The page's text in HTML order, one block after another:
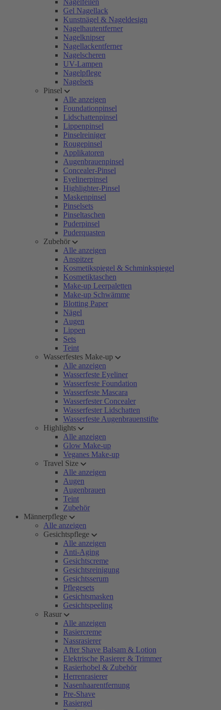
Nagelfeilen
Gel Nagellack
Kunstnägel & Nageldesign
Nagelhautentferner
Nagelknipser
Nagellackentferner
Nagelscheren
UV-Lampen
Nagelpflege
Nagelsets
Pinsel
Alle anzeigen
Foundationpinsel
Lidschattenpinsel
Lippenpinsel
Pinselreiniger
Rougepinsel
Applikatoren
Augenbrauenpinsel
Concealer-Pinsel
Eyelinerpinsel
Highlighter-Pinsel
Maskenpinsel
Pinselsets
Pinseltaschen
Puderpinsel
Puderquasten
Zubehör
Alle anzeigen
Anspitzer
Kosmetikspiegel & Schminkspiegel
Kosmetiktaschen
Make-up Leerpaletten
Make-up Schwämme
Blotting Paper
Nägel
Augen
Lippen
Sets
Teint
Wasserfestes Make-up
Alle anzeigen
Wasserfeste Eyeliner
Wasserfeste Foundation
Wasserfeste Mascara
Wasserfester Concealer
Wasserfester Lidschatten
Wasserfeste Augenbrauenstifte
Highlights
Alle anzeigen
Glow Make-up
Veganes Make-up
Travel Size
Alle anzeigen
Augen
Augenbrauen
Teint
Zubehör
Männerpflege
Alle anzeigen
Gesichtspflege
Alle anzeigen
Anti-Aging
Gesichtscreme
Gesichtsreinigung
Gesichtsserum
Pflegesets
Gesichtsmasken
Gesichtspeeling
Rasur
Alle anzeigen
Rasiercreme
Nassrasierer
After Shave Balsam & Lotion
Elektrische Rasierer & Trimmer
Rasierhobel & Zubehör
Herrenrasierer
Nasenhaarentfernung
Pre-Shave
Rasiergel